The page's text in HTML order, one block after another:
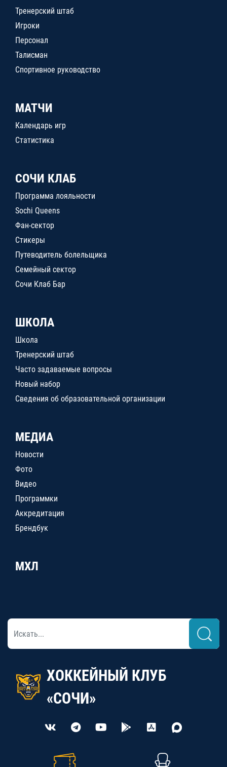
Тренерский штаб
Игроки
Персонал
Талисман
Спортивное руководство
МАТЧИ
Календарь игр
Статистика
СОЧИ КЛАБ
Программа лояльности
Sochi Queens
Фан-сектор
Стикеры
Путеводитель болельщика
Семейный сектор
Сочи Клаб Бар
ШКОЛА
Школа
Тренерский штаб
Часто задаваемые вопросы
Новый набор
Сведения об образовательной организации
МЕДИА
Новости
Фото
Видео
Программки
Аккредитация
Брендбук
МХЛ
ХОККЕЙНЫЙ КЛУБ
«СОЧИ»